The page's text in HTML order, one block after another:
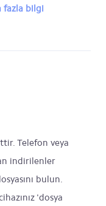
fazla bilgi
Telefon veya
indirilenler
bulun.
'dosya